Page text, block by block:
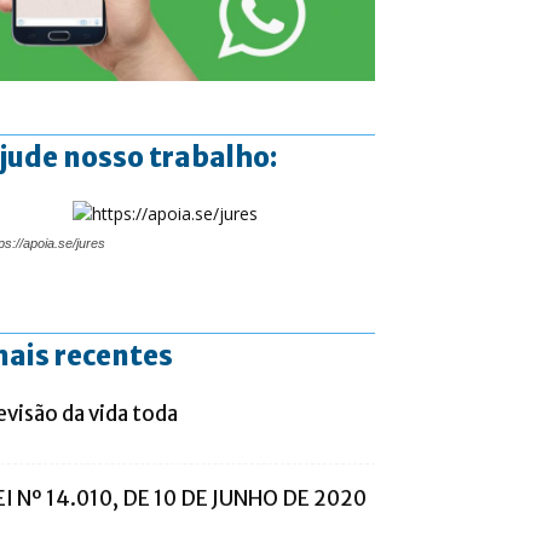
nosso trabalho:
apoia.se/jures
recentes
da vida toda
Nº 14.010, DE 10 DE JUNHO DE 2020